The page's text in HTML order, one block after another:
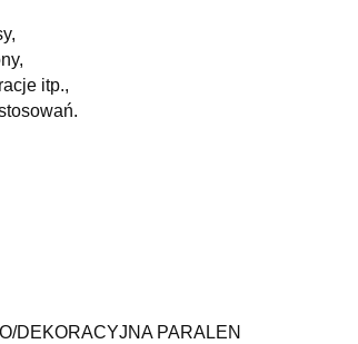
itp.,
DEKORACYJNA PARALEN